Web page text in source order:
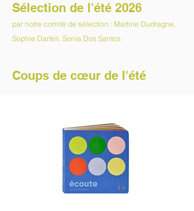
Sélection de l'été 2026
par notre comité de sélection : Martine Dudragne,
Sophie Darteil, Sonia Dos Santos
Coups de cœur de l'été